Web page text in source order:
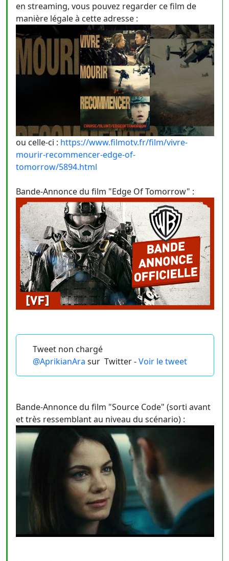
en streaming, vous pouvez regarder ce film de
manière légale à cette adresse :
ou celle-ci : https://www.filmotv.fr/film/vivre-
mourir-recommencer-edge-of-
tomorrow/5894.html
Bande-Annonce du film "Edge Of Tomorrow" :
Tweet non chargé
@AprikianAra sur Twitter -Voir le tweet
Bande-Annonce du film "Source Code" (sorti avant
et très ressemblant au niveau du scénario) :